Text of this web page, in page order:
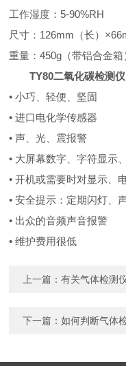
工作湿度：5-90%RH
尺寸：126mm（长）
重量：450g（带铝合金箱
TY80二氧化碳检测
• 小巧、轻便、坚固
• 进口电化学传感器
• 声、光、震报警
• 大屏幕数字、字符显示
• 开机或需要时对显示、
• 安全提示：定期闪灯、
• 出众的音频声音报警
• 维护费用很低
上一篇：有关气体检测
下一篇：如何判断气体